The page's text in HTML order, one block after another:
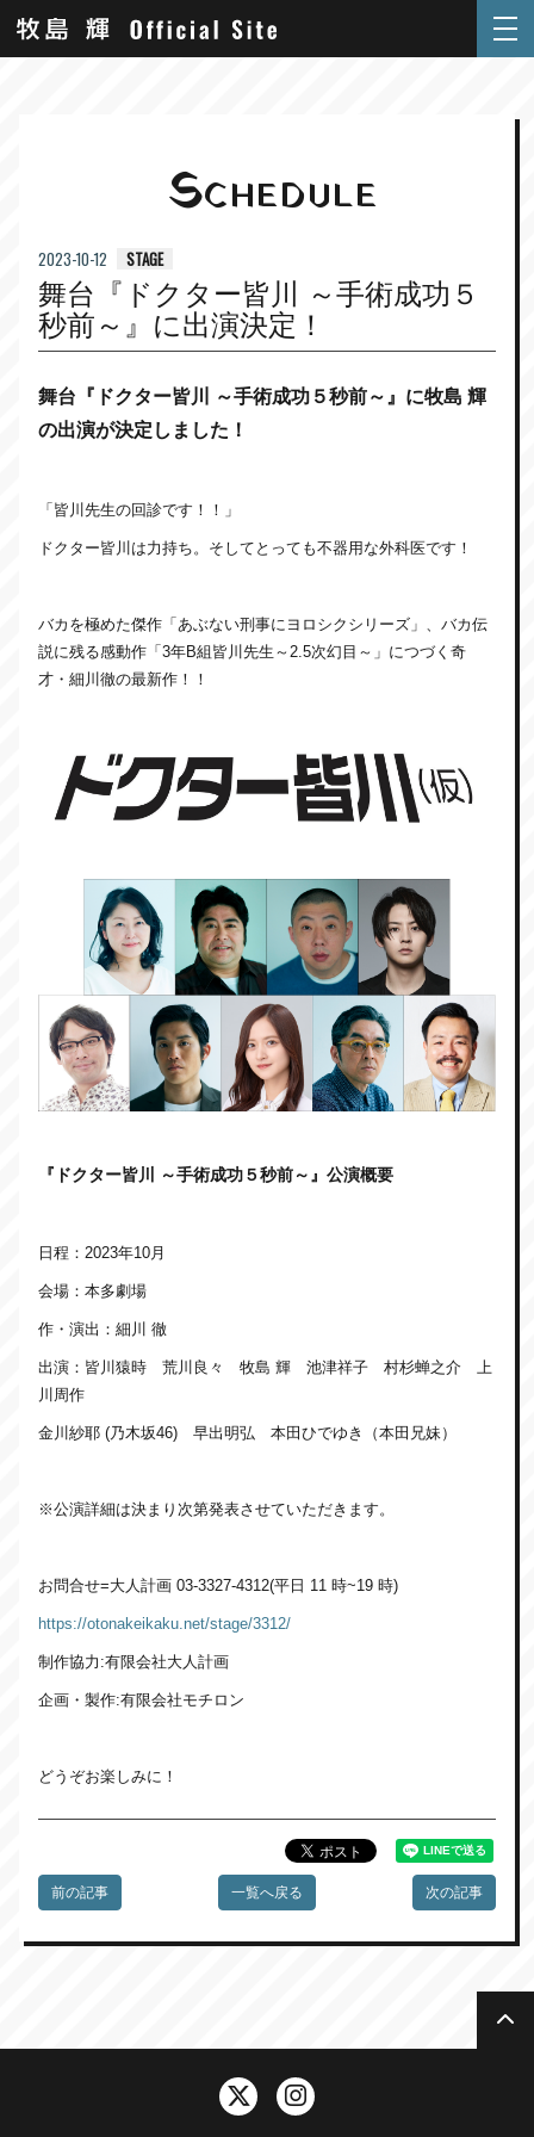
SCHEDULE
2023-10-12 STAGE
舞台『ドクター皆川 ～手術成功５
秒前～』に出演決定！
舞台『ドクター皆川 ～手術成功５秒前～ 』に牧島 輝
の出演が決定しました！
「皆川先生の回診です！！」
ドクター皆川は力持ち。そしてとっても不器用な外科医です！
バカを極めた傑作「あぶない刑事にヨロシクシリーズ」、バカ伝
説に残る感動作「3年B組皆川先生～2.5次幻目～」につづく奇
才・細川徹の最新作！！
『ドクター皆川 ～手術成功５秒前～ 』公演概要
日程：2023年10月
会場：本多劇場
作・演出：細川 徹
出演：皆川猿時 荒川良々 牧島 輝 池津祥子 村杉蝉之介 上
川周作
金川紗耶 (乃木坂46) 早出明弘 本田ひでゆき（本田兄妹）
※公演詳細は決まり次第発表させていただきます。
お問合せ=大人計画 03-3327-4312(平日 11 時~19 時)
https://otonakeikaku.net/stage/3312/
制作協力:有限会社大人計画
企画・製作:有限会社モチロン
どうぞお楽しみに！
前の記事 一覧へ戻る 次の記事